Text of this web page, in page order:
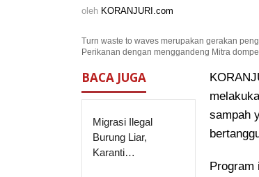
oleh KORANJURI.com
Turn waste to waves merupakan gerakan
Perikanan dengan menggandeng Mitra
BACA JUGA
Migrasi Ilegal
Burung Liar,
Karanti…
sampah
Program